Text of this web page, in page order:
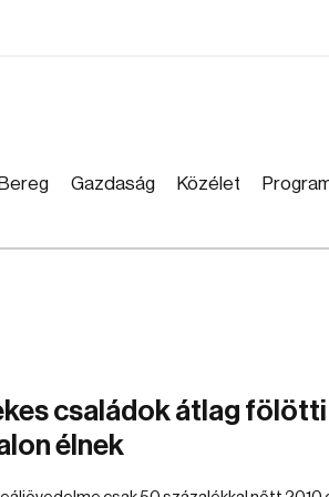
Gazdaság Közélet
családok átlag fölötti
élnek